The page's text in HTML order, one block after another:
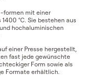
formen mit einer
°C. Sie bestehen aus
hochaluminischen
einer Presse hergestellt,
fast jede gewünschte
Form sowie als
Formate erhältlich.